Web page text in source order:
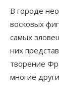
В городе
восковых
самых
них
творение
многие